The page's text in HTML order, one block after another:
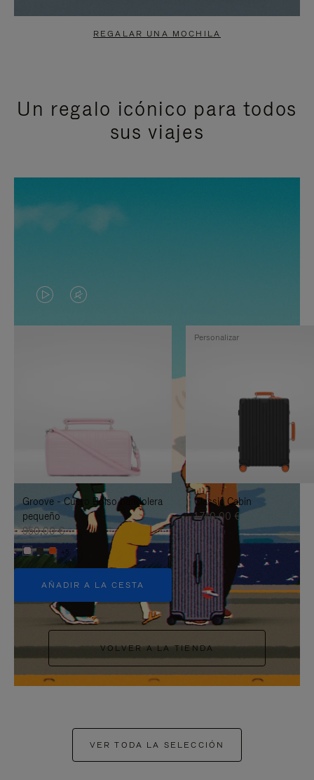
REGALAR UNA MOCHILA
Un regalo icónico para todos
sus viajes
EL
VÍDEO
PULSE
PAUSARLO.
EL
SONIDO
DESACTIVADO:
PULSE
PARA
ACTIVARLO.
Groove - Cuero Bolso bandolera
pequeño
950,00 €
+5
AÑADIR A LA CESTA
Classic Cabin
1.740,00 €
Personalizar
VOLVER A LA TIENDA
VER TODA LA SELECCIÓN